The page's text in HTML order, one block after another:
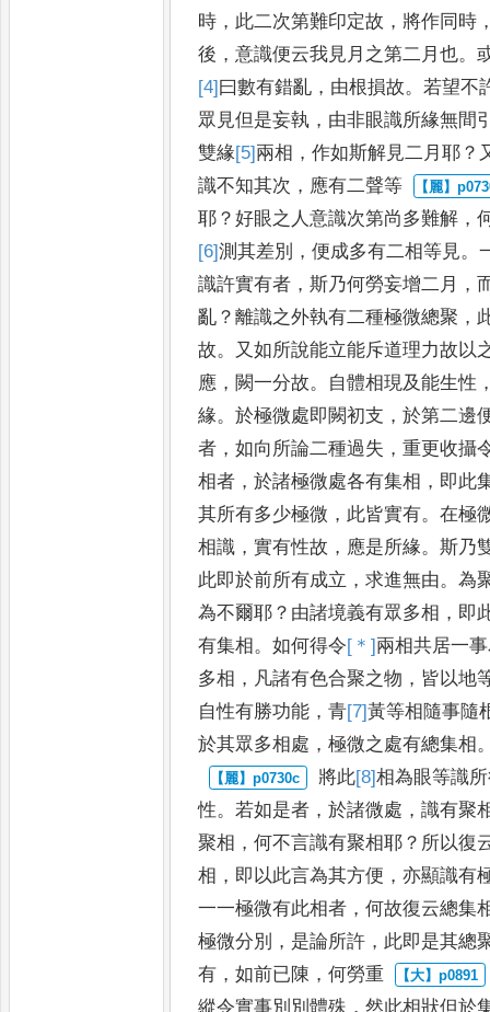
時 ， 此二次第難印定故 ， 將作同時
後 ，意識便云我見 月之第二月也。
[4]曰數有錯亂 ， 由根損故。若望不
眾 見但是妄執 ， 由非眼識所緣無間
雙緣[5]兩相 ，作如斯解見二月耶 ？
識不知其次 ， 應有二聲等
耶 ？好眼之人意識次第尚多難解 ，
[6]測其差別 ，便成多有二相等見。
識許實有者 ，斯乃何勞妄增二月 ，
亂 ？離識之外執有二種極微總聚 ，
故。 又如所說能立能斥道理力故以
應 ， 闕一分故。 自體相現及能生性
緣。於極微處即闕初支 ，於第二邊
者 ，如向所論二種過失 ，重更收攝
相者 ，於諸極微處各有集相 ， 即此
其所有多少極微 ， 此皆實有。在極
相識 ，實有性故 ， 應是所緣。斯乃
此即於前所有成立 ，求進無由。為
為不爾耶 ？ 由諸境義有眾多相 ， 即
有集相。如何得令[＊]兩相共居一
多相 ， 凡諸有色合聚之物 ， 皆以地
自性有勝功能 ，青[7]黃等相隨事隨
於其眾多相處 ，極微之處有總集相
將此[8]相為眼等識
性。若如是者 ，於諸微處 ，識有聚
聚相 ，何不言識有聚相耶 ？ 所以復
相 ， 即以此言為其方便 ，亦顯識有
一一極微有此相者 ，何故復云總集
極微分別 ， 是論所許 ， 此即是其總
有 ，如前已陳 ，何勞重
縱令實事別別體殊 ，然此相狀但於